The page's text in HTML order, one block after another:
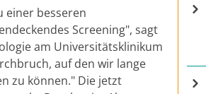
einer besseren
Screening", sagt
am Universitätsklinikum
auf den wir lange
zu können." Die jetzt